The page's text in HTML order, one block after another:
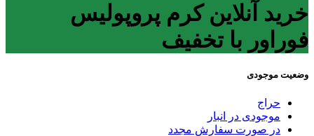
خرید آنلاین کرم پروپولیس
فوراور با تخفیف
وضعیت موجودی
حراج
موجودی در انبار
در صورت سفارش مجدد